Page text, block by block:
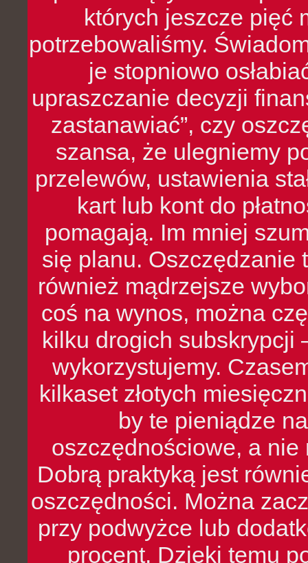
których jeszcze pięć
potrzebowaliśmy.
je stopniowo
upraszczanie decyzji
zastanawiać”, czy
szansa, że ulegniemy
przelewów, ustawienia
kart lub kont do
pomagają. Im mniej
się planu. Oszczędzanie
również mądrzejsze
coś na wynos, można
kilku drogich subskrypcji
wykorzystujemy.
kilkaset złotych
by te pieniądze
oszczędnościowe, a nie
Dobrą praktyką jest
oszczędności. Można
przy podwyżce lub
procent. Dzięki temu